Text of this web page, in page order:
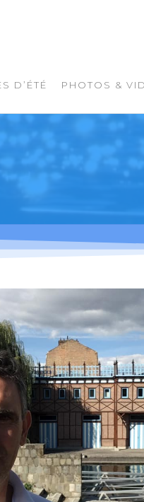
D’ÉTÉ PHOTOS &